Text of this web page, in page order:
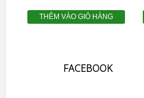
THÊM VÀO GIỎ HÀNG
FACEBOOK